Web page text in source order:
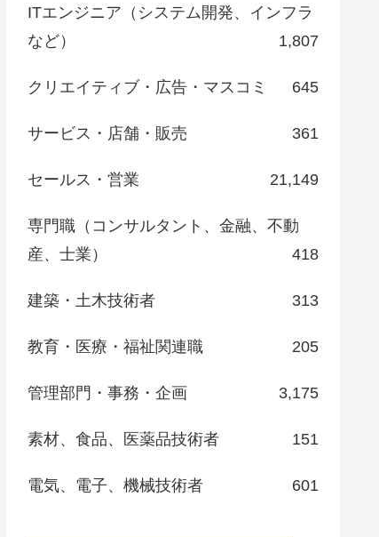
ITエンジニア（システム開発、インフラ
など）
1,807
クリエイティブ・広告・マスコミ 645
サービス・店舗・販売 361
セールス・営業 21,149
専門職（コンサルタント、金融、不動
産、士業）
418
建築・土木技術者 313
教育・医療・福祉関連職 205
管理部門・事務・企画 3,175
素材、食品、医薬品技術者 151
電気、電子、機械技術者 601